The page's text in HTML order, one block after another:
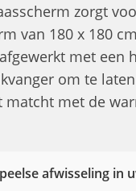
zorgt
van 180 x 180
met een
om te
met de
afwisseling in